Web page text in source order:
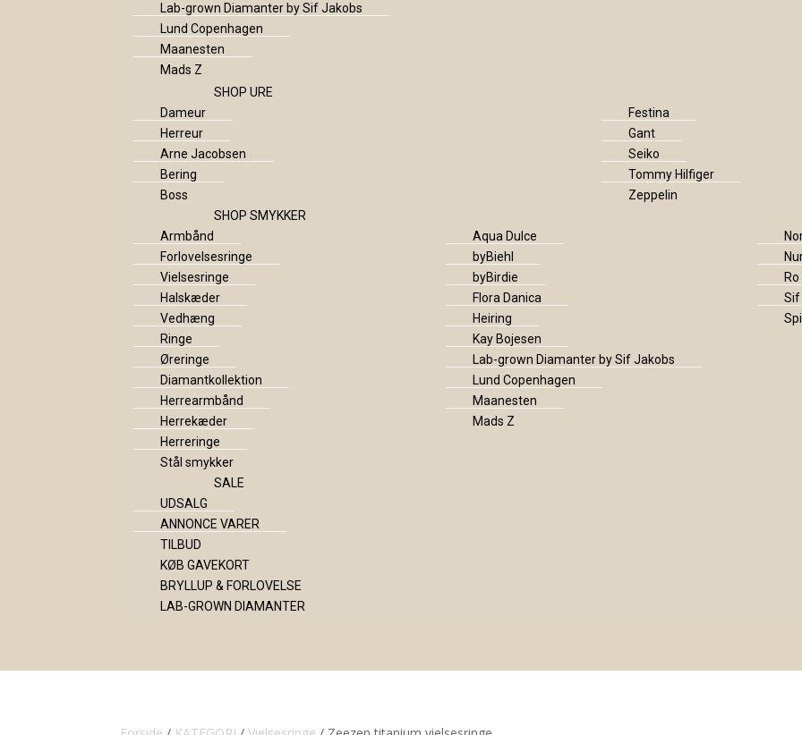
Lab-grown Diamanter by Sif Jakobs
Lund Copenhagen
Maanesten
Mads Z
SHOP URE
Dameur
Herreur
Arne Jacobsen
Bering
Boss
Festina
Gant
Seiko
Tommy Hilfiger
Zeppelin
SHOP SMYKKER
Armbånd
Forlovelsesringe
Vielsesringe
Halskæder
Vedhæng
Ringe
Øreringe
Diamantkollektion
Herrearmbånd
Herrekæder
Herreringe
Stål smykker
Aqua Dulce
byBiehl
byBirdie
Flora Danica
Heiring
Kay Bojesen
Lab-grown Diamanter by Sif Jakobs
Lund Copenhagen
Maanesten
Mads Z
Sif
SALE
UDSALG
ANNONCE VARER
TILBUD
KØB GAVEKORT
BRYLLUP & FORLOVELSE
LAB-GROWN DIAMANTER